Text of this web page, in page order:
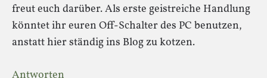
freut euch darüber. Als erste geistreiche Handlung
könntet ihr euren Off-Schalter des PC benutzen,
anstatt hier ständig ins Blog zu kotzen.